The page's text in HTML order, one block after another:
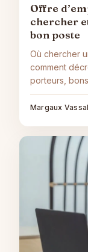
Offre
chercher
bon poste
Où chercher
comment
porteurs,
Margaux Vassal